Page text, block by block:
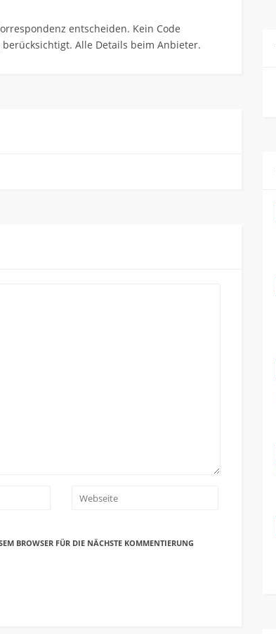
entscheiden. Kein Code
Alle Details beim Anbieter.
BROWSER FÜR DIE NÄCHSTE KOMMENTIERUNG